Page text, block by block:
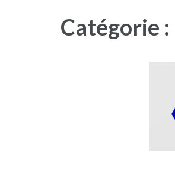
Catégorie :